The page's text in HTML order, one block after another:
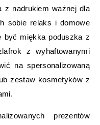
z nadrukiem ważnej dla
sobie relaks i domowe
być miękka poduszka z
z wyhaftowanymi
na spersonalizowaną
zestaw kosmetyków z
prezentów